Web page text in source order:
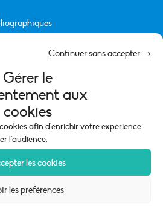
Gérer le
aux
cookies
afin d'enrichir votre expérience
l'audience.
les cookies
Continuer sans accepter →
les préférences